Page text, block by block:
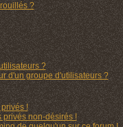
?
?
d'un groupe d'utilisateurs ?
!
privés non-désirés !